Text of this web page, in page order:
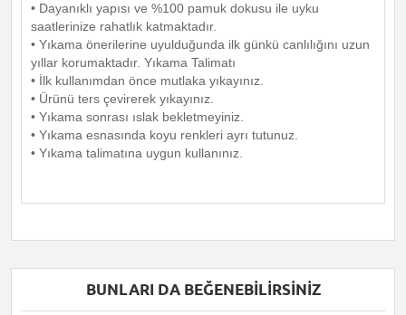
• Dayanıklı yapısı ve %100 pamuk dokusu ile uyku
saatlerinize rahatlık katmaktadır.
• Yıkama önerilerine uyulduğunda ilk günkü canlılığını uzun
yıllar korumaktadır. Yıkama Talimatı
• İlk kullanımdan önce mutlaka yıkayınız.
• Ürünü ters çevirerek yıkayınız.
• Yıkama sonrası ıslak bekletmeyiniz.
• Yıkama esnasında koyu renkleri ayrı tutunuz.
• Yıkama talimatına uygun kullanınız.
BUNLARI DA BEĞENEBILIRSINIZ